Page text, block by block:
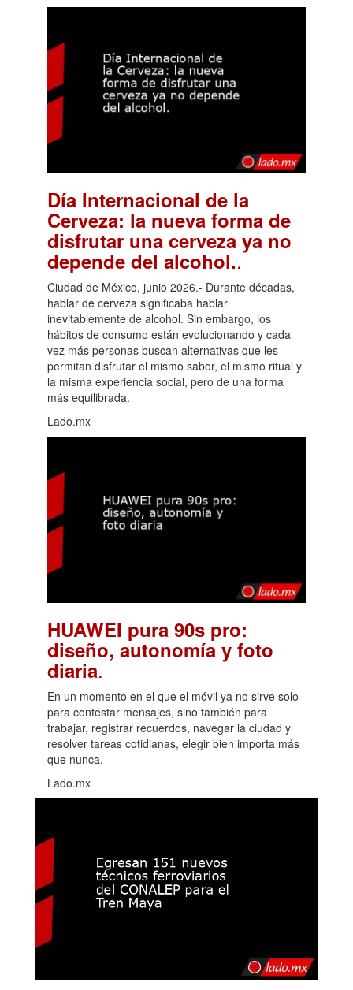
Día Internacional de la
Cerveza: la nueva forma de
disfrutar una cerveza ya no
depende del alcohol..
Ciudad de México, junio 2026.- Durante décadas,
hablar de cerveza significaba hablar
inevitablemente de alcohol. Sin embargo, los
hábitos de consumo están evolucionando y cada
vez más personas buscan alternativas que les
permitan disfrutar el mismo sabor, el mismo ritual y
la misma experiencia social, pero de una forma
más equilibrada.
Lado.mx
HUAWEI pura 90s pro:
diseño, autonomía y foto
diaria.
En un momento en el que el móvil ya no sirve solo
para contestar mensajes, sino también para
trabajar, registrar recuerdos, navegar la ciudad y
resolver tareas cotidianas, elegir bien importa más
que nunca.
Lado.mx